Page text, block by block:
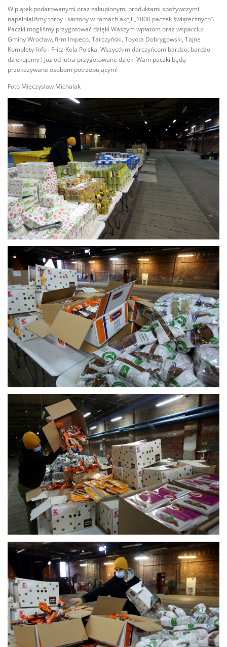
W piątek podarowanymi oraz zakupionymi produktami spożywczymi
napełnialiśmy torby i kartony w ramach akcji „1000 paczek świątecznych”.
Paczki mogliśmy przygotować dzięki Waszym wpłatom oraz wsparciu:
Gminy Wrocław, firm Impeco, Tarczyński, Toyota Dobrygowski, Tajne
Komplety-Info i Fritz-Kola Polska. Wszystkim darczyńcom bardzo, bardzo
dziękujemy ! Już od jutra przygotowane dzięki Wam paczki będą
przekazywane osobom potrzebującym!
Foto Mieczysław Michalak